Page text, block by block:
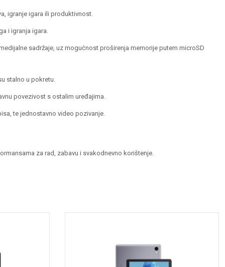
igranje igara ili produktivnost.
i igranja igara.
sadržaje, uz mogućnost proširenja memorije putem microSD
stalno u pokretu.
povezivost s ostalim uređajima.
te jednostavno video pozivanje.
za rad, zabavu i svakodnevno korištenje.